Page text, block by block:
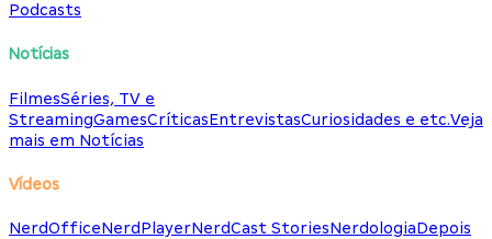
Podcasts
Notícias
FilmesSéries, TV e
StreamingGamesCríticasEntrevistasCuriosidades e etc.Veja
mais em Notícias
Vídeos
NerdOfficeNerdPlayerNerdCast StoriesNerdologiaDepois